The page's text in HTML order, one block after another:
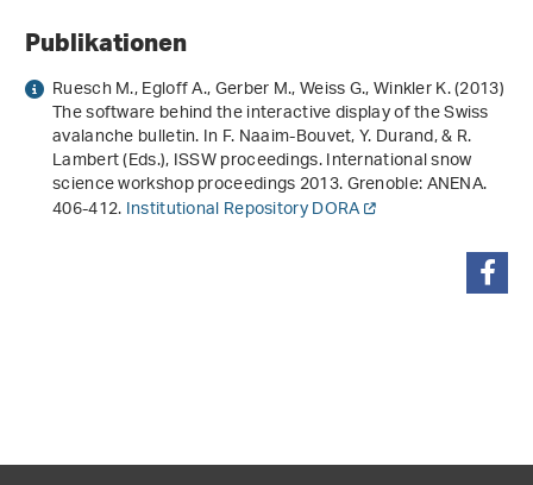
Publikationen
Ruesch M., Egloff A., Gerber M., Weiss G., Winkler K. (2013)
The software behind the interactive display of the Swiss
avalanche bulletin. In F. Naaim-Bouvet, Y. Durand, & R.
Lambert (Eds.),ISSW proceedings.International snow
science workshop proceedings 2013. Grenoble: ANENA.
406-412.Institutional Repository DORA